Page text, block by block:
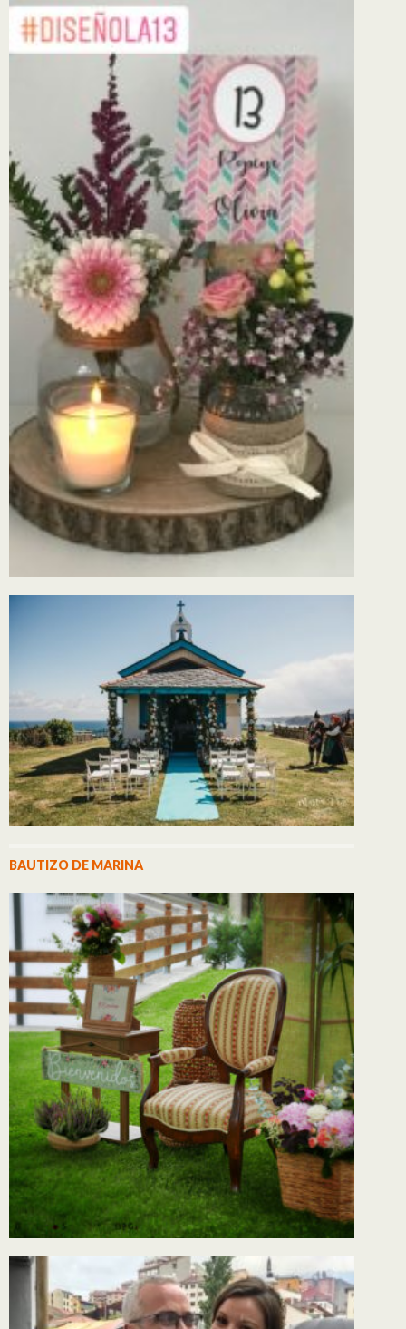
BAUTIZO DE MARINA